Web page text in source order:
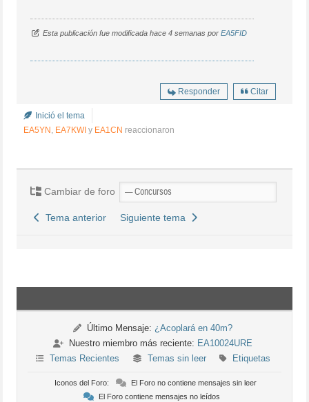
Esta publicación fue modificada hace 4 semanas porEA5FID
Responder Citar
Inició el tema
EA5YN, EA7KWI y EA1CN reaccionaron
Cambiar de foro
Tema anterior Siguiente tema
Último Mensaje: ¿Acoplará en 40m?
Nuestro miembro más reciente: EA10024URE
Temas Recientes
Temas sin leer Etiquetas
Iconos del Foro:
El Foro no contiene mensajes sin leer
El Foro contiene mensajes no leídos